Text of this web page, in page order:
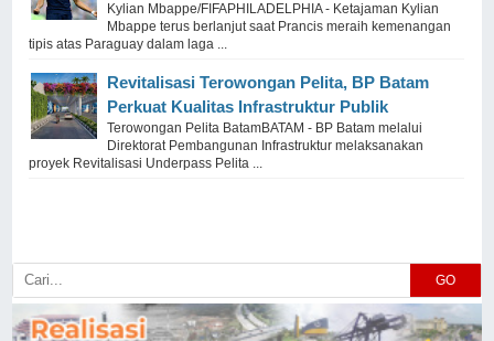
Kylian Mbappe/FIFAPHILADELPHIA - Ketajaman Kylian
Mbappe terus berlanjut saat Prancis meraih kemenangan
tipis atas Paraguay dalam laga ...
Revitalisasi Terowongan Pelita, BP Batam
Perkuat Kualitas Infrastruktur Publik
Terowongan Pelita BatamBATAM - BP Batam melalui
Direktorat Pembangunan Infrastruktur melaksanakan
proyek Revitalisasi Underpass Pelita ...
GO